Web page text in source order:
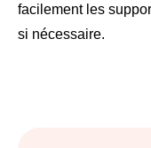
facilement les
si nécessaire.